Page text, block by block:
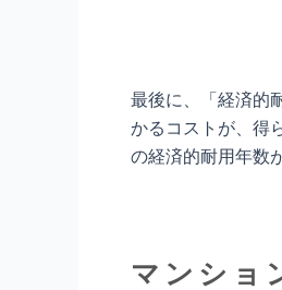
最後に、「経済的
かるコストが、得
の経済的耐用年数
マンショ